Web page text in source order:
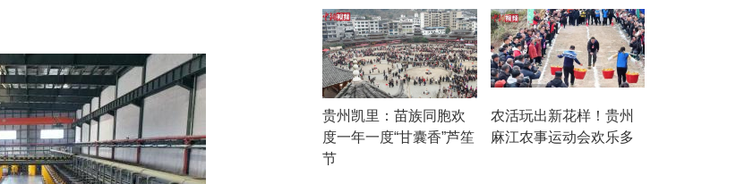
贵州凯里：苗族同胞欢
度一年一度“甘囊香”芦笙
节
农活玩出新花样！贵州
麻江农事运动会欢乐多